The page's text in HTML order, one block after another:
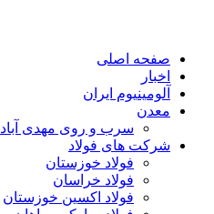
صفحه اصلی
اخبار
آلومینیوم ایران
معدن
سرب و روی مهدی آباد
شرکت های فولاد
فولاد خوزستان
فولاد خراسان
فولاد اکسین خوزستان